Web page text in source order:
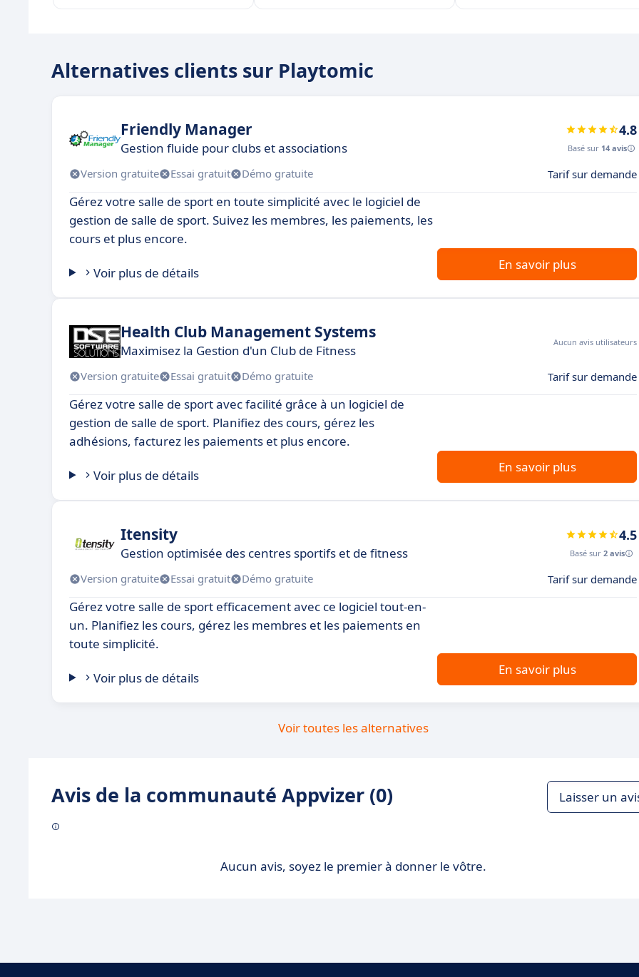
Alternatives clients sur Playtomic
Friendly Manager
Gestion fluide pour clubs et associations
4.8
Basé sur 14 avis
Version gratuite Essai gratuit Démo gratuite Tarif sur demande
Gérez votre salle de sport en toute simplicité avec le logiciel de
gestion de salle de sport. Suivez les membres, les paiements, les
cours et plus encore.
Voir plus de détails
En savoir plus
Health Club Management Systems
Maximisez la Gestion d'un Club de Fitness
Aucun avis utilisateurs
Version gratuite Essai gratuit Démo gratuite Tarif sur demande
Gérez votre salle de sport avec facilité grâce à un logiciel de
gestion de salle de sport. Planifiez des cours, gérez les
adhésions, facturez les paiements et plus encore.
Voir plus de détails
En savoir plus
Itensity
Gestion optimisée des centres sportifs et de fitness
4.5
Basé sur 2 avis
Version gratuite Essai gratuit Démo gratuite Tarif sur demande
Gérez votre salle de sport efficacement avec ce logiciel tout-en-
un. Planifiez les cours, gérez les membres et les paiements en
toute simplicité.
Voir plus de détails
En savoir plus
Voir toutes les alternatives
Avis de la communauté Appvizer (0) Laisser un
Aucun avis, soyez le premier à donner le vôtre.